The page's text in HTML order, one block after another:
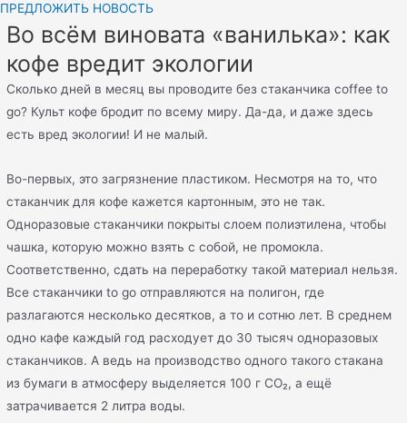
ПРЕДЛОЖИТЬ НОВОСТЬ
Во всём виновата «ванилька»: как
кофе вредит экологии
Сколько дней в месяц вы проводите без стаканчика coffee to
go? Культ кофе бродит по всему миру. Да-да, и даже здесь
есть вред экологии! И не малый.
Во-первых, это загрязнение пластиком. Несмотря на то, что
стаканчик для кофе кажется картонным, это не так.
Одноразовые стаканчики покрыты слоем полиэтилена, чтобы
чашка, которую можно взять с собой, не промокла.
Соответственно, сдать на переработку такой материал нельзя.
Все стаканчики to go отправляются на полигон, где
разлагаются несколько десятков, а то и сотню лет. В среднем
одно кафе каждый год расходует до 30 тысяч одноразовых
стаканчиков. А ведь на производство одного такого стакана
из бумаги в атмосферу выделяется 100 г CO₂, а ещё
затрачивается 2 литра воды.